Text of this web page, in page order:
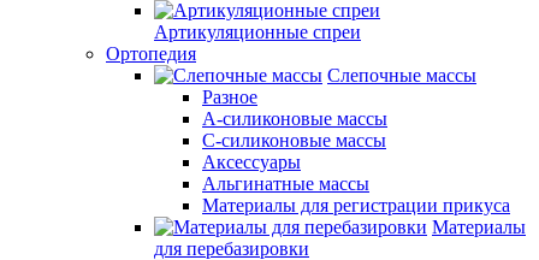
Артикуляционные спреи
Ортопедия
Слепочные массы
Разное
А-силиконовые массы
С-силиконовые массы
Аксессуары
Альгинатные массы
Материалы для регистрации прикуса
Материалы
для перебазировки